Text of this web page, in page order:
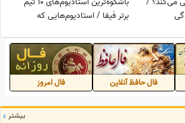
برتر فیفا / استادیوم‌هایی که
عکس
فال حافظ آنلاین فال امروز
بیشتر